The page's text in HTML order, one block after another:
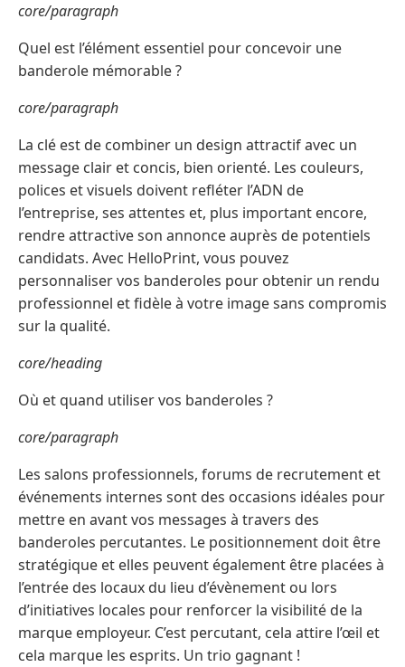
core/paragraph
Quel est l’élément essentiel pour concevoir une
banderole mémorable ?
core/paragraph
La clé est de combiner un design attractif avec un
message clair et concis, bien orienté. Les couleurs,
polices et visuels doivent refléter l’ADN de
l’entreprise, ses attentes et, plus important encore,
rendre attractive son annonce auprès de potentiels
candidats. Avec HelloPrint, vous pouvez
personnaliser vos banderoles pour obtenir un rendu
professionnel et fidèle à votre image sans compromis
sur la qualité.
core/heading
Où et quand utiliser vos banderoles ?
core/paragraph
Les salons professionnels, forums de recrutement et
événements internes sont des occasions idéales pour
mettre en avant vos messages à travers des
banderoles percutantes. Le positionnement doit être
stratégique et elles peuvent également être placées à
l’entrée des locaux du lieu d’évènement ou lors
d’initiatives locales pour renforcer la visibilité de la
marque employeur. C’est percutant, cela attire l’œil et
cela marque les esprits. Un trio gagnant !